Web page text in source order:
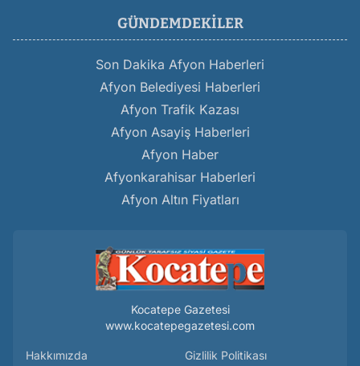
GÜNDEMDEKILER
Son Dakika Afyon Haberleri
Afyon Belediyesi Haberleri
Afyon Trafik Kazası
Afyon Asayiş Haberleri
Afyon Haber
Afyonkarahisar Haberleri
Afyon Altın Fiyatları
Kocatepe Gazetesi
www.kocatepegazetesi.com
Hakkımızda Gizlilik Politikası